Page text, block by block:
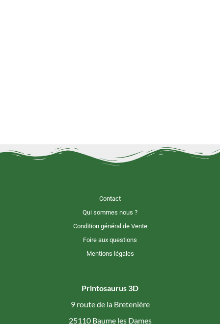
Contact
Qui sommes nous ?
Condition général de Vente
Foire aux questions
Mentions légales
Printosaurus 3D
9 route de la Bretenière
25110 Baume les Dames